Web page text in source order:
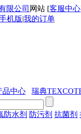
限公司 网站 [客服中心
机版|我的订单
品中心 瑞典
防水剂 防污剂 抗菌剂